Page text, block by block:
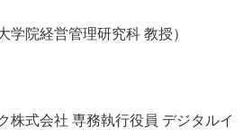
院経営管理研究科 教授）
株式会社 専務執行役員 デジタルイ